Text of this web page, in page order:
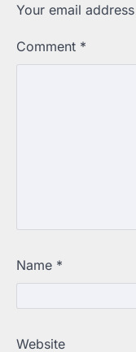
Your email
Comment *
Name *
Website